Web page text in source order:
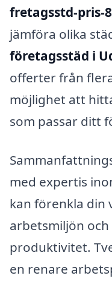
fretagsstd-pris-
jämföra olika
företagsstäd i
offerter från
möjlighet att
som passar ditt
med expertis
kan förenkla din
arbetsmiljön
produktivitet.
en renare